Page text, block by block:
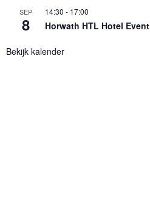
SEP
8
14:30 - 17:00
Horwath HTL Hotel Event
Bekijk kalender